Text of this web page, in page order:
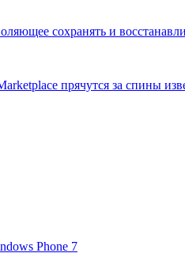
сохранять и
прячутся за спины
Phone 7